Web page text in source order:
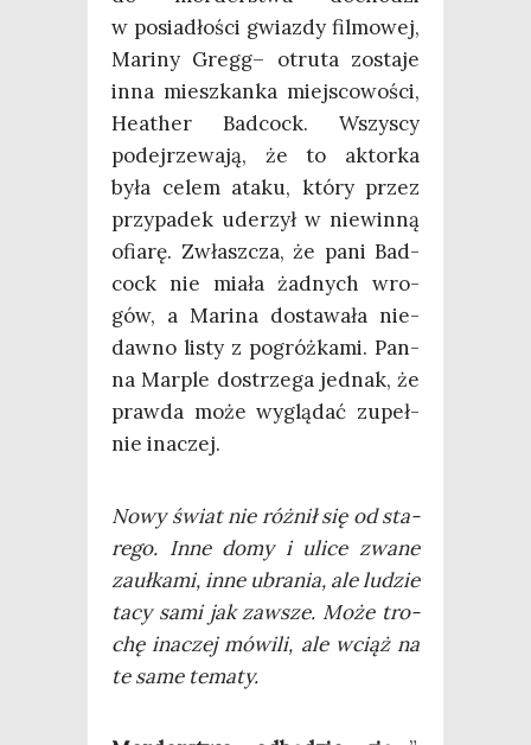
w posia­dło­ści gwiaz­dy fil­mo­wej,
Mari­ny Gregg– otru­ta zosta­je
inna miesz­kan­ka miej­sco­wo­ści,
Heather Bad­cock. Wszy­scy
podej­rze­wa­ją, że to aktor­ka
była celem ata­ku, któ­ry przez
przy­pa­dek ude­rzył w nie­win­ną
ofia­rę. Zwłasz­cza, że pani Bad­
cock nie mia­ła żad­nych wro­
gów, a Mari­na dosta­wa­ła nie­
daw­no listy z pogróż­ka­mi. Pan­
na Mar­ple dostrze­ga jed­nak, że
praw­da może wyglą­dać zupeł­
nie inaczej.
Nowy świat nie róż­nił się od sta­
re­go. Inne domy i uli­ce zwa­ne
zauł­ka­mi, inne ubra­nia, ale ludzie
tacy sami jak zawsze. Może tro­
chę ina­czej mówi­li, ale wciąż na
te same tematy.